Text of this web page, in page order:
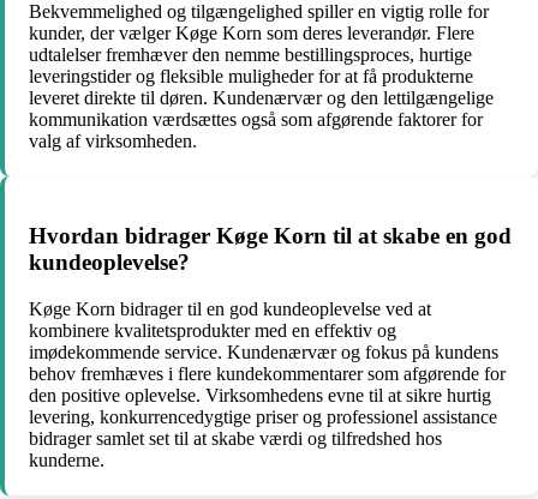
Bekvemmelighed og tilgængelighed spiller en vigtig rolle for
kunder, der vælger Køge Korn som deres leverandør. Flere
udtalelser fremhæver den nemme bestillingsproces, hurtige
leveringstider og fleksible muligheder for at få produkterne
leveret direkte til døren. Kundenærvær og den lettilgængelige
kommunikation værdsættes også som afgørende faktorer for
valg af virksomheden.
Hvordan bidrager Køge Korn til at skabe en god
kundeoplevelse?
Køge Korn bidrager til en god kundeoplevelse ved at
kombinere kvalitetsprodukter med en effektiv og
imødekommende service. Kundenærvær og fokus på kundens
behov fremhæves i flere kundekommentarer som afgørende for
den positive oplevelse. Virksomhedens evne til at sikre hurtig
levering, konkurrencedygtige priser og professionel assistance
bidrager samlet set til at skabe værdi og tilfredshed hos
kunderne.